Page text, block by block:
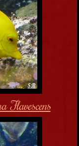
Flavescens